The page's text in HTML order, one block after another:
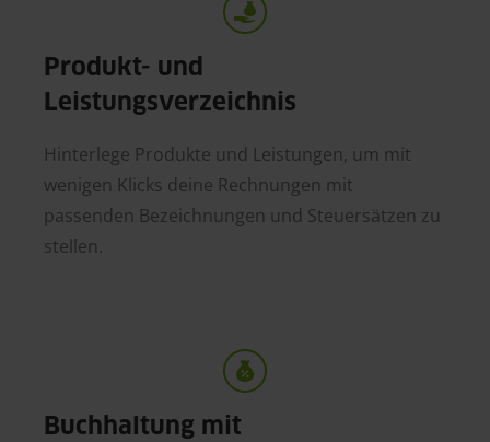
Produkt- und
Leistungsverzeichnis
Hinterlege Produkte und Leistungen, um mit
wenigen Klicks deine Rechnungen mit
passenden Bezeichnungen und Steuersätzen zu
stellen.
Buchhaltung mit